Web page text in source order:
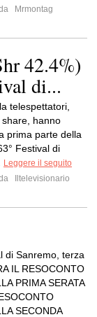
Mrmontag
42.4%)
di...
telespettatori,
hanno
prima parte della
Festival di
Leggere il seguito
Iltelevisionario
di Sanremo, terza
IL RESOCONTO
PRIMA SERATA
SECONDA